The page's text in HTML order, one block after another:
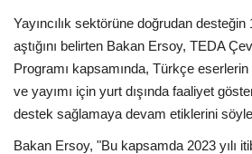
Yayıncılık sektörüne doğrudan desteğin
aştığını belirten Bakan Ersoy, TEDA
Programı kapsamında, Türkçe
ve yayımı için yurt dışında faaliyet
destek sağlamaya devam etiklerini
Bakan Ersoy, "Bu kapsamda 2023 yılı